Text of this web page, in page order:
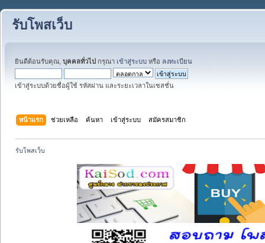
รับโพสเว็บ
ยินดีต้อนรับคุณ, บุคคลทั่วไป กรุณา เข้าสู่ระบบ หรือ ลงทะเบียน
เข้าสู่ระบบด้วยชื่อผู้ใช้ รหัสผ่าน และระยะเวลาในเซสชั่น
หน้าแรก ช่วยเหลือ ค้นหา เข้าสู่ระบบ สมัครสมาชิก
รับโพสเว็บ